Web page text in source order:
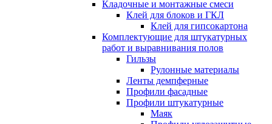
Кладочные и монтажные смеси
Клей для блоков и ГКЛ
Клей для гипсокартона
Комплектующие для штукатурных
работ и выравнивания полов
Гильзы
Рулонные материалы
Ленты демпферные
Профили фасадные
Профили штукатурные
Маяк